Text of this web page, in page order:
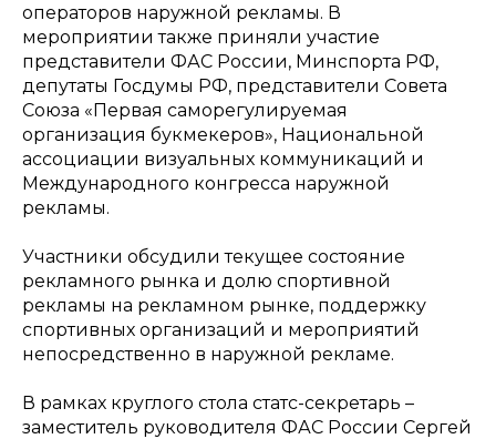
операторов наружной рекламы. В
мероприятии также приняли участие
представители ФАС России, Минспорта РФ,
депутаты Госдумы РФ, представители Совета
Союза «Первая саморегулируемая
организация букмекеров», Национальной
ассоциации визуальных коммуникаций и
Международного конгресса наружной
рекламы.
Участники обсудили текущее состояние
рекламного рынка и долю спортивной
рекламы на рекламном рынке, поддержку
спортивных организаций и мероприятий
непосредственно в наружной рекламе.
В рамках круглого стола статс-секретарь –
заместитель руководителя ФАС России Сергей